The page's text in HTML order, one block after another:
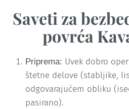
Saveti za
povrća
Priprema: Uvek dobro
štetne delove (stabljike,
odgovarajućem obliku
pasirano).